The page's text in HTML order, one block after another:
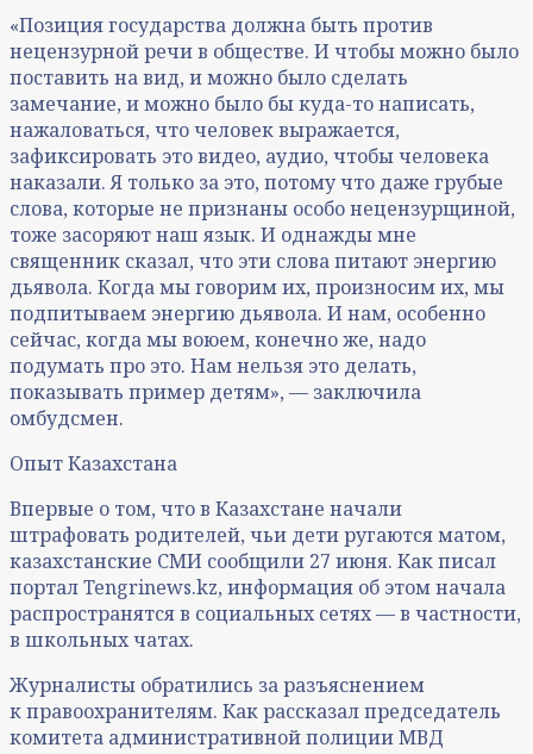
«Позиция государства должна быть против
нецензурной речи в обществе. И чтобы можно было
поставить на вид, и можно было сделать
замечание, и можно было бы куда-то написать,
нажаловаться, что человек выражается,
зафиксировать это видео, аудио, чтобы человека
наказали. Я только за это, потому что даже грубые
слова, которые не признаны особо нецензурщиной,
тоже засоряют наш язык. И однажды мне
священник сказал, что эти слова питают энергию
дьявола. Когда мы говорим их, произносим их, мы
подпитываем энергию дьявола. И нам, особенно
сейчас, когда мы воюем, конечно же, надо
подумать про это. Нам нельзя это делать,
показывать пример детям», — заключила
омбудсмен.
Опыт Казахстана
Впервые о том, что в Казахстане начали
штрафовать родителей, чьи дети ругаются матом,
казахстанские СМИ сообщили 27 июня. Как писал
портал Tengrinews.kz, информация об этом начала
распространятся в социальных сетях — в частности,
в школьных чатах.
Журналисты обратились за разъяснением
к правоохранителям. Как рассказал председатель
комитета административной полиции МВД